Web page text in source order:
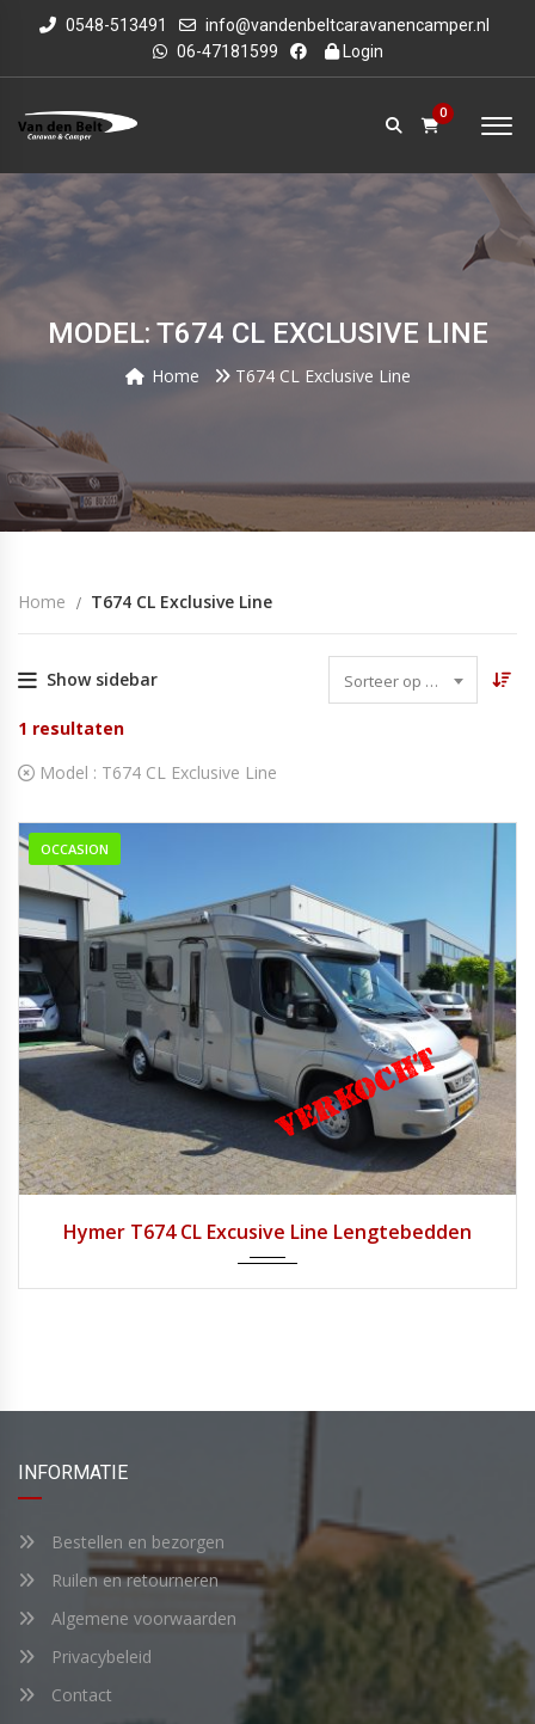
0548-513491
info@vandenbeltcaravanencamper.nl
06-47181599
Login
0
MODEL: T674 CL EXCLUSIVE LINE
Home T674 CL Exclusive Line
Home T674 CL Exclusive Line
Show sidebar Sorteer op datum
1 resultaten
Model : T674 CL Exclusive Line
OCCASION
Hymer T674 CL Excusive Line Lengtebedden
INFORMATIE
Bestellen en bezorgen
Ruilen en retourneren
Algemene voorwaarden
Privacybeleid
Contact